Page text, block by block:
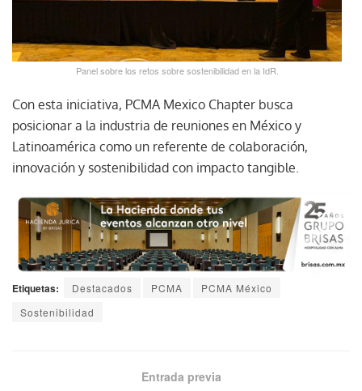
Panel sobre los retos sobre sostenibilidad en la IdR.
Con esta iniciativa, PCMA Mexico Chapter busca
posicionar a la industria de reuniones en México y
Latinoamérica como un referente de colaboración,
innovación y sostenibilidad con impacto tangible.
Etiquetas: Destacados PCMA
PCMA México
Sostenibilidad
Entrada previa